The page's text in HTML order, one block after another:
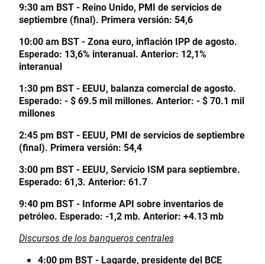
9:30 am BST - Reino Unido, PMI de servicios de
septiembre (final). Primera versión: 54,6
10:00 am BST - Zona euro, inflación IPP de agosto.
Esperado: 13,6% interanual. Anterior: 12,1%
interanual
1:30 pm BST - EEUU, balanza comercial de agosto.
Esperado: - $ 69.5 mil millones. Anterior: - $ 70.1 mil
millones
2:45 pm BST - EEUU, PMI de servicios de septiembre
(final). Primera versión: 54,4
3:00 pm BST - EEUU, Servicio ISM para septiembre.
Esperado: 61,3. Anterior: 61.7
9:40 pm BST - Informe API sobre inventarios de
petróleo. Esperado: -1,2 mb. Anterior: +4.13 mb
Discursos de los banqueros centrales
4:00 pm BST - Lagarde, presidente del BCE